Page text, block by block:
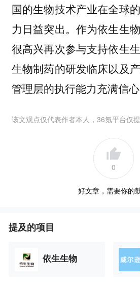
国的生物技术产业在全球
力日益突出。作为依生生
很高兴再次参与支持依生
生物制药的研发临床以及
管理层的执行能力充满信心”
该文观点仅代表作者本人，36氪平台仅
0
好文章，需要你的
提及的项目
依生生物